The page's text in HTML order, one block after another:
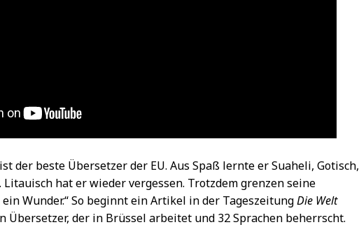
ist der beste Übersetzer der EU. Aus Spaß lernte er Suaheli, Gotisch,
Litauisch hat er wieder vergessen. Trotzdem grenzen seine
Wunder.“ So beginnt ein Artikel in der TageszeitungDie Welt
Übersetzer, der in Brüssel arbeitet und 32 Sprachen beherrscht.